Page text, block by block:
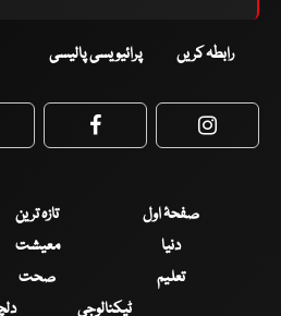
رابطہ کریں پرائیویسی پالیسی
Facebook
صفحۂ اول تازہ ترین
دنیا
معیشت
تعلیم
صحت
ٹیکنالوجی